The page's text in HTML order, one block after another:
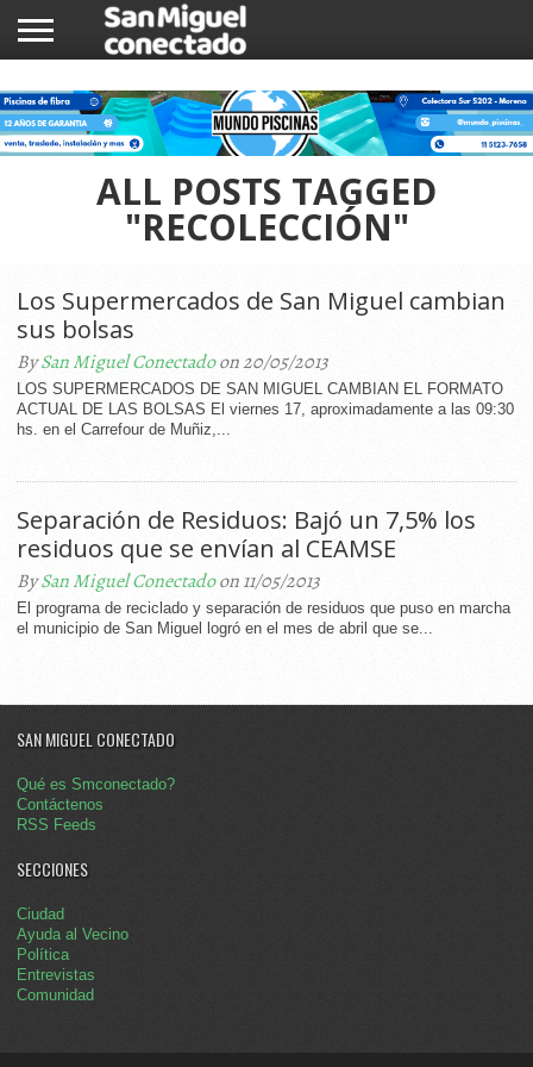
NOTICIAS
COMUNIDAD
COMERCIOS
ALL POSTS TAGGED
"RECOLECCIÓN"
Los Supermercados de San Miguel cambian
sus bolsas
BySan Miguel Conectadoon 20/05/2013
LOS SUPERMERCADOS DE SAN MIGUEL CAMBIAN EL FORMATO
ACTUAL DE LAS BOLSAS El viernes 17, aproximadamente a las 09:30
hs. en el Carrefour de Muñiz,...
Separación de Residuos: Bajó un 7,5% los
residuos que se envían al CEAMSE
BySan Miguel Conectadoon 11/05/2013
El programa de reciclado y separación de residuos que puso en marcha
el municipio de San Miguel logró en el mes de abril que se...
SAN MIGUEL CONECTADO
Qué es Smconectado?
Contáctenos
RSS Feeds
SECCIONES
Ciudad
Ayuda al Vecino
Política
Entrevistas
Comunidad